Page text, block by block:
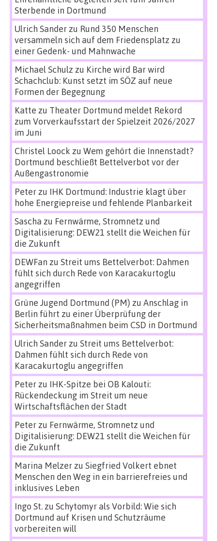
Sterbende in Dortmund
Ulrich Sanderzu Rund 350 Menschen
versammeln sich auf dem Friedensplatz zu
einer Gedenk- und Mahnwache
Michael Schulz zu Kirche wird Bar wird
Schachclub: Kunst setzt im SÖZ auf neue
Formen der Begegnung
Katte zu Theater Dortmund meldet Rekord
zum Vorverkaufsstart der Spielzeit 2026/2027
im Juni
Christel Loock zu Wem gehört die Innenstadt?
Dortmund beschließt Bettelverbot vor der
Außengastronomie
Peterzu IHK Dortmund: Industrie klagt über
hohe Energiepreise und fehlende Planbarkeit
Sascha zu Fernwärme, Stromnetz und
Digitalisierung: DEW21 stellt die Weichen für
die Zukunft
DEWFan zu Streit ums Bettelverbot: Dahmen
fühlt sich durch Rede von Karacakurtoglu
angegriffen
Grüne Jugend Dortmund (PM) zu Anschlag in
Berlin führt zu einer Überprüfung der
Sicherheitsmaßnahmen beim CSD in Dortmund
Ulrich Sanderzu Streit ums Bettelverbot:
Dahmen fühlt sich durch Rede von
Karacakurtoglu angegriffen
Peterzu IHK-Spitze bei OB Kalouti:
Rückendeckung im Streit um neue
Wirtschaftsflächen der Stadt
Peterzu Fernwärme, Stromnetz und
Digitalisierung: DEW21 stellt die Weichen für
die Zukunft
Marina Melzerzu Siegfried Volkert ebnet
Menschen den Weg in ein barrierefreies und
inklusives Leben
Ingo St.zu Schytomyr als Vorbild: Wie sich
Dortmund auf Krisen und Schutzräume
vorbereiten will